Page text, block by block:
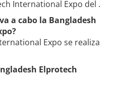
International Expo del .
a cabo la Bangladesh
Expo se realiza
Elprotech